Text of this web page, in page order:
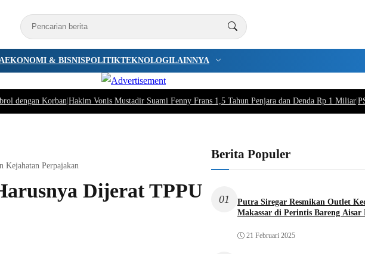
EKONOMI & BISNISPOLITIKTEKNOLOGILAINNYA
dengan Korban Hakim Vonis Mustadir Suami Fenny Frans 1,5 Tahun Penjara dan Denda Rp 1 Miliar|
Perpajakan
Dijerat TPPU
Berita Populer
01
Putra Siregar Resmikan Outlet
Makassar di Perintis Bareng Aisar
21 Februari 2025